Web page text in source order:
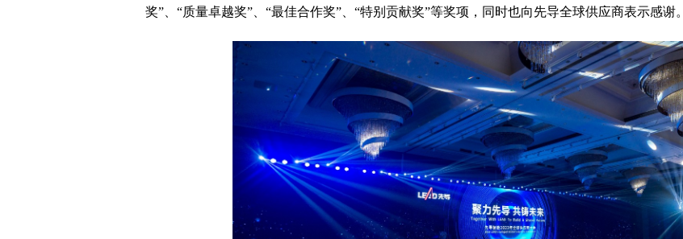
奖”、“质量卓越奖”、“最佳合作奖”、“特别贡献奖”等奖项，同时也向先导全球供应商表示感谢。